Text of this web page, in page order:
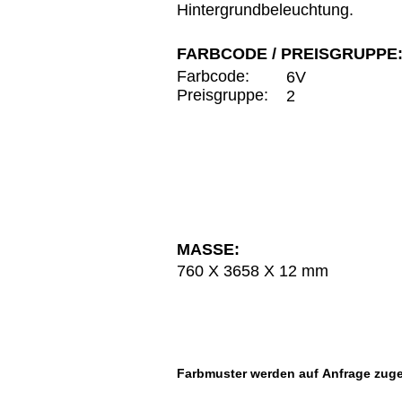
Hintergrundbeleuchtung.
FARBCODE / PREISGRUPPE:
Farbcode:
Preisgruppe:
6V
2
MASSE:
760 X 3658 X 12 mm
Farbmuster werden auf Anfrage